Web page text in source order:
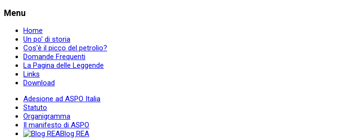
Menu
Home
Un po' di storia
Cos'è il picco del petrolio?
Domande Frequenti
La Pagina delle Leggende
Links
Download
Adesione ad ASPO Italia
Statuto
Organigramma
Il manifesto di ASPO
Blog REA